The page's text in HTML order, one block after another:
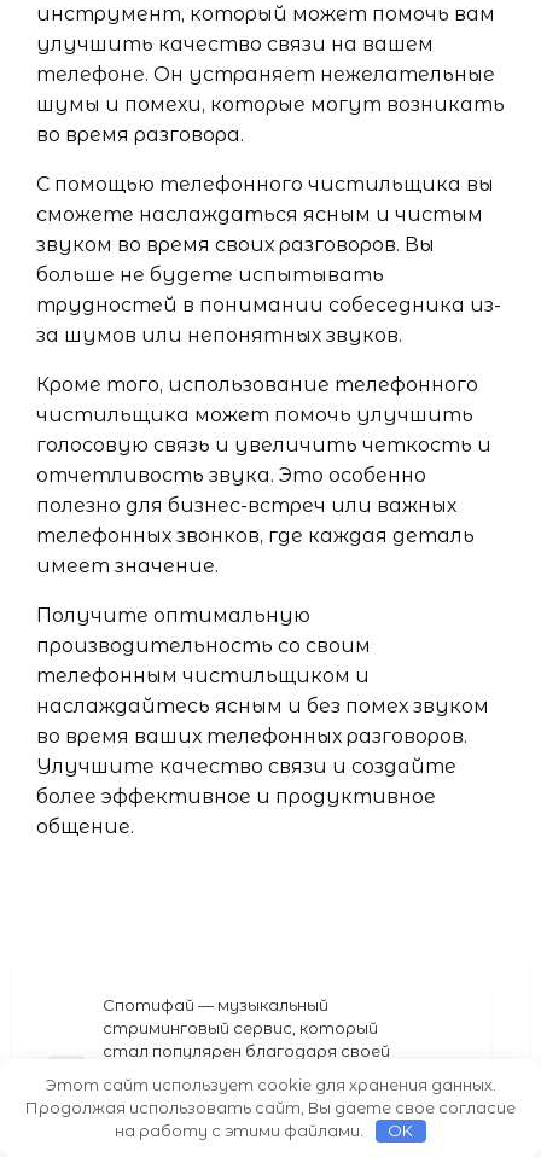
инструмент, который может помочь вам
улучшить качество связи на вашем
телефоне. Он устраняет нежелательные
шумы и помехи, которые могут возникать
во время разговора.
С помощью телефонного чистильщика вы
сможете наслаждаться ясным и чистым
звуком во время своих разговоров. Вы
больше не будете испытывать
трудностей в понимании собеседника из-
за шумов или непонятных звуков.
Кроме того, использование телефонного
чистильщика может помочь улучшить
голосовую связь и увеличить четкость и
отчетливость звука. Это особенно
полезно для бизнес-встреч или важных
телефонных звонков, где каждая деталь
имеет значение.
Получите оптимальную
производительность со своим
телефонным чистильщиком и
наслаждайтесь ясным и без помех звуком
во время ваших телефонных разговоров.
Улучшите качество связи и создайте
более эффективное и продуктивное
общение.
Навигация
записям
Previous
Post
Спотифай — музыкальный
стриминговый сервис, который
стал популярен благодаря своей
история его появления,
стремительное развитие и влияние
на музыкальную индустрию в целом
Этот сайт использует cookie для хранения данных.
Продолжая использовать сайт, Вы даете свое согласие
на работу с этими файлами.
OK